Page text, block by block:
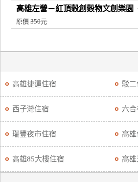
高雄左營－紅頂穀創穀物文創樂園
原價350元
高雄捷運住宿 駁二
西子灣住宿 六
瑞豐夜市住宿 高雄
高雄85大樓住宿 高